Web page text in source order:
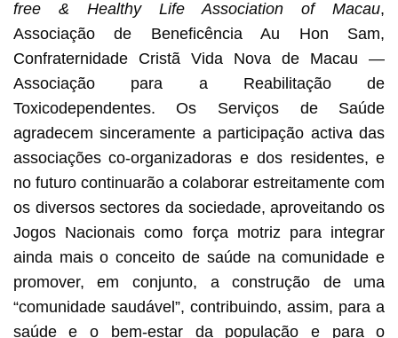
free & Healthy Life Association of Macau,
Associação de Beneficência Au Hon Sam,
Confraternidade Cristã Vida Nova de Macau —
Associação para a Reabilitação de
Toxicodependentes. Os Serviços de Saúde
agradecem sinceramente a participação activa das
associações co-organizadoras e dos residentes, e
no futuro continuarão a colaborar estreitamente com
os diversos sectores da sociedade, aproveitando os
Jogos Nacionais como força motriz para integrar
ainda mais o conceito de saúde na comunidade e
promover, em conjunto, a construção de uma
“comunidade saudável”, contribuindo, assim, para a
saúde e o bem-estar da população e para o